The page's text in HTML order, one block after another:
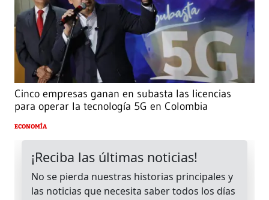
Cinco empresas ganan en subasta las licencias
para operar la tecnología 5G en Colombia
ECONOMÍA